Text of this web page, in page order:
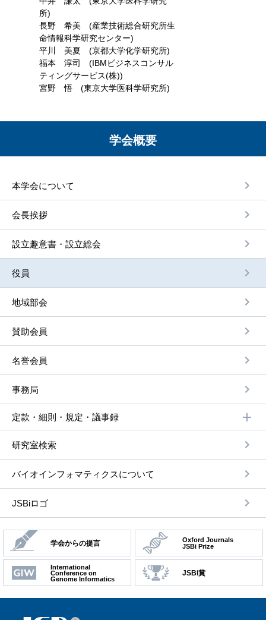
所)
長野 希美 (産業技術総合研究所生
命情報科学研究センター)
平川 美夏 (京都大学化学研究所)
福本 淳司 (IBMビジネスコンサル
ティングサービス(株))
宮野 悟 (東京大学医科学研究所)
学会概要
本学会について
会⻑挨拶
設⽴趣意書・設⽴総会
役員
地域部会
賛助会員
名誉会員
事務局
定款・細則・規定・議事録
研究室検索
バイオインフォマティクスについて
JSBiロゴ
学会からの提言
Oxford Journals
JSBi Prize
International
Conference on
Genome Informatics
JSBi賞